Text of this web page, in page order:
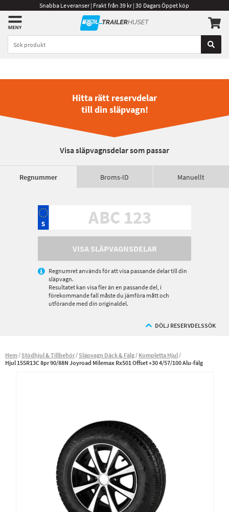
Snabba Leveranser | Frakt från 39 kr | 30 Dagars Öppet köp
Hitta rätt reservdelar
till din släpvagn!
Visa släpvagnsdelar som passar
Regnummer Broms-ID Manuellt
VISA SLÄPVAGNSDELAR
Regnumret används för att visa passande delar till din
släpvagn.
Resultatet kan visa fler än en passande del, i
förekommande fall måste du jämföra mått och
utförande med din originaldel.
DÖLJ RESERVDELSSÖK
Hem Stödhjul & Tillbehör Släpvagn Däck & Fälg Kompletta Hjul
Hjul 155R13C 8pr 90/88N Joyroad Milemax Rx501 Offset +30 4/57/100 Alu-fälg